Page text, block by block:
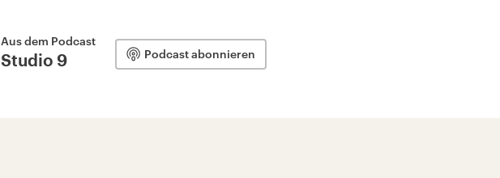
Aus dem Podcast
Studio 9 Podcast abonnieren